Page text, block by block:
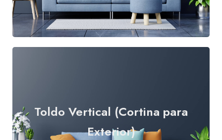
Toldo Vertical (Cortina para
Exterior)
Leer más